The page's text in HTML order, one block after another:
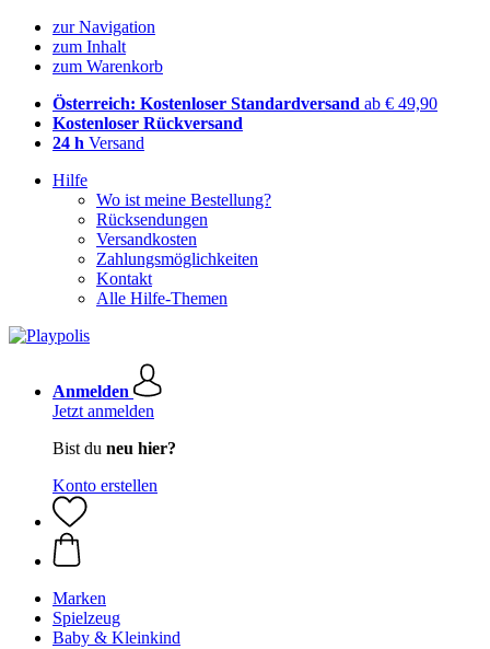
zur Navigation
zum Inhalt
zum Warenkorb
Österreich: Kostenloser Standardversand ab € 49,90
Kostenloser Rückversand
24 h Versand
Hilfe
Wo ist meine Bestellung?
Rücksendungen
Versandkosten
Zahlungsmöglichkeiten
Kontakt
Alle Hilfe-Themen
Anmelden
Jetzt anmelden
Bist du neu hier?
Konto erstellen
Marken
Spielzeug
Baby & Kleinkind